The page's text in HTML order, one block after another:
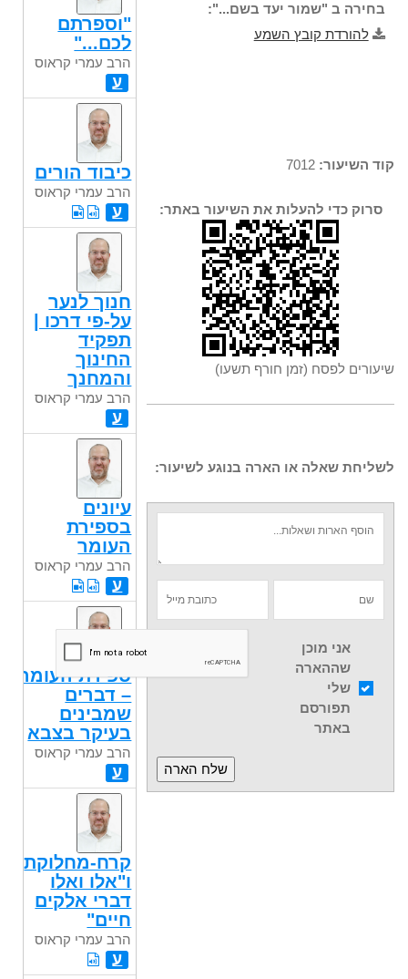
בחירה ב "שמור יעד בשם...":
להורדת קובץ השמע
קוד השיעור:
סרוק כדי להעלות את השיעור באתר:
שיעורים לפסח (זמן חורף תשעו)
לשליחת שאלה או הארה בנוגע לשיעור:
אני מוכן
שההארה
שלי
תפורסם
באתר
"וספרתם
לכם..."
הרב עמרי קראוס
ע
כיבוד הורים
הרב עמרי קראוס
ע
חנוך לנער
על-פי דרכו |
תפקיד
החינוך
והמחנך
הרב עמרי קראוס
ע
עיונים
בספירת
העומר
הרב עמרי קראוס
ע
ספירת העומר
– דברים
שמבינים
בעיקר בצבא
הרב עמרי קראוס
ע
קרח-מחלוקת
ו"אלו ואלו
דברי אלקים
חיים"
הרב עמרי קראוס
ע